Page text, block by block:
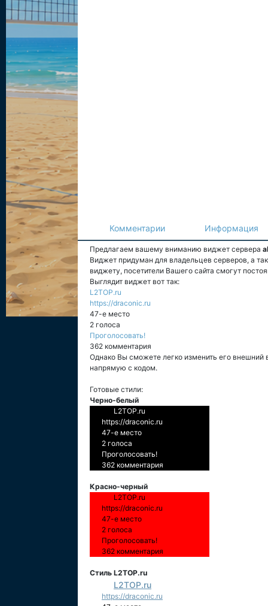
Комментарии Информация
Предлагаем вашему вниманию виджет сервера
Виджет придуман для владельцев серверов, а
виджету, посетители Вашего сайта смогут
Выглядит виджет вот так:
L2TOP.ru
https://draconic.ru
47-е место
2 голоса
Проголосовать!
362 комментария
Однако Вы сможете легко изменить его
напрямую с кодом.
Готовые стили:
Черно-белый
L2TOP.ru
https://draconic.ru
47-е место
2 голоса
Проголосовать!
362 комментария
Красно-черный
L2TOP.ru
https://draconic.ru
47-е место
2 голоса
Проголосовать!
362 комментария
Стиль L2TOP.ru
L2TOP.ru
https://draconic.ru